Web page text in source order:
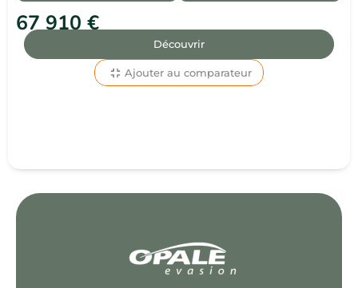
67 910 €
Découvrir
Ajouter au comparateur